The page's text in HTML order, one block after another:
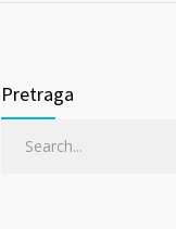
Pretraga